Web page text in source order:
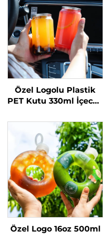
Özel Logolu Plastik
PET Kutu 330ml İçecek
Şeffaf Gazoz Kutusu
Özel Logo 16oz 500ml